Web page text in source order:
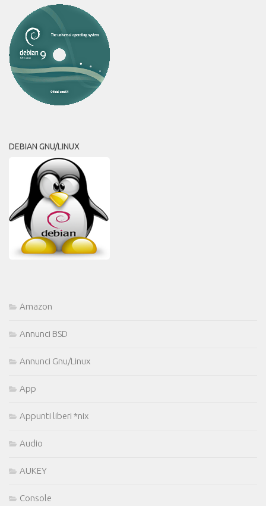
DEBIAN GNU/LINUX
Amazon
Annunci BSD
Annunci Gnu/Linux
App
Appunti liberi *nix
Audio
AUKEY
Console